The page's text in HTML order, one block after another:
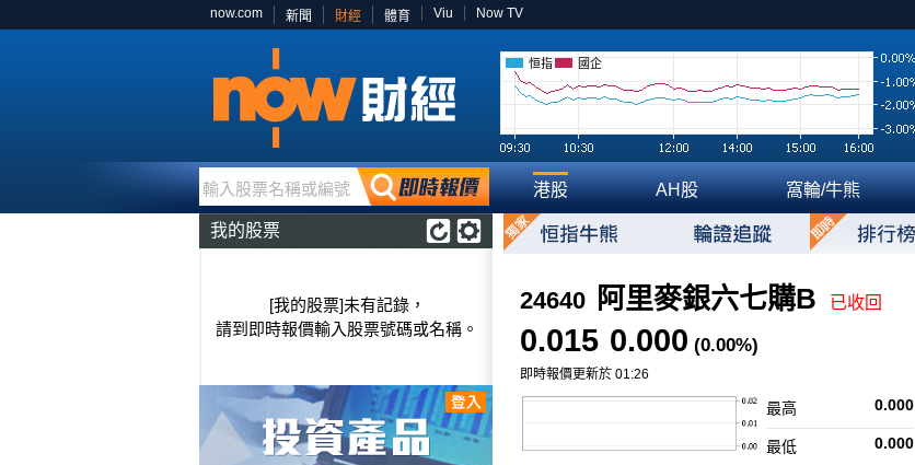
now.com 新聞 財經 體育 Viu Now TV
恒指 國企
輸入股票名稱或編號 港股 AH股 窩輪/牛熊
我的股票
[我的股票]未有記錄，
請到即時報價輸入股票號碼或名稱。
24640 阿里麥銀六七購B 已收回
0.015 0.000 (0.00%)
即時報價更新於 01:26
0.000
最高
0.000
最低